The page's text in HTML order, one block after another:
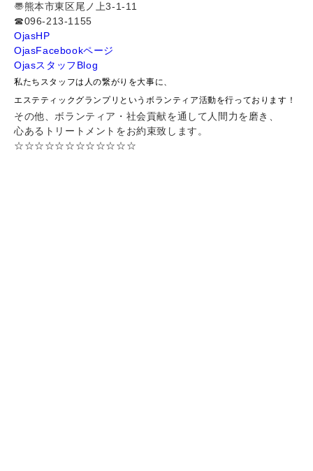
〠熊本市東区尾ノ上3-1-11
☎︎096-213-1155
OjasHP
OjasFacebookページ
OjasスタッフBlog
私たちスタッフは人の繋がりを大事に、
エステティックグランプリというボランティア活動を行っております！
その他、ボランティア・社会貢献を通して人間力を磨き、
心あるトリートメントをお約束致します。
☆☆☆☆☆☆☆☆☆☆☆☆